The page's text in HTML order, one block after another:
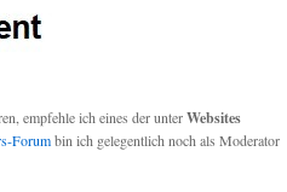
empfehle ich eines der unterWebsites
Forumbin ich gelegentlich noch als Moderator